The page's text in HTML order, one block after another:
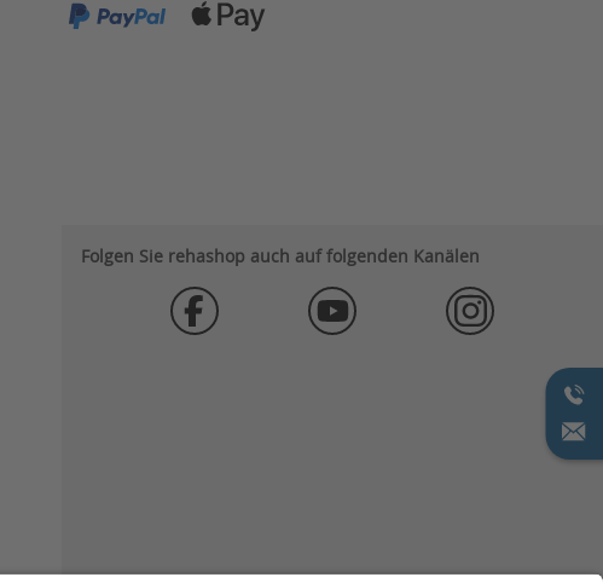
Folgen Sie rehashop auch auf folgenden Kanälen